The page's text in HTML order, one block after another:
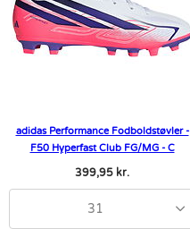
adidas Performance Fodboldstøvler -
F50 Hyperfast Club FG/MG - C
399,95 kr.
31